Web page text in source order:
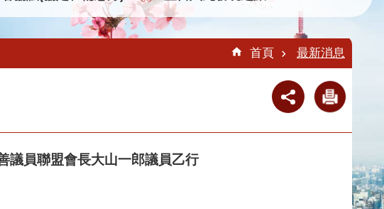
首頁 最新消息
議員聯盟會長大山一郎議員乙行